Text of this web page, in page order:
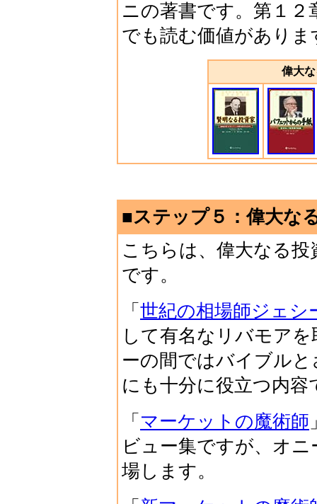
ニの著書です。第１
でも読む価値がありま
偉大
■ステップ５：偉大な
こちらは、偉大なる
です。
「 世紀の相場師ジェシ
して有名なリバモア
ーの間ではバイブル
にも十分に役立つ内容
「 マーケットの魔術師
ビュー集ですが、オ
場します。